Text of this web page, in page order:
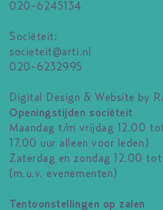
020-6245134
Sociëteit:
societeit@arti.nl
020-6232995
Digital Design & Website by
Openingstijden sociëteit
Maandag t/m vrijdag 12.00
17.00 uur alleen voor leden)
Zaterdag en zondag 12.00 tot
(m.u.v. evenementen)
Tentoonstellingen op zalen